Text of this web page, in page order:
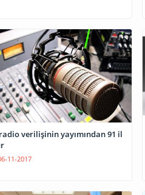
verilişinin yayımından 91 il
11-2017